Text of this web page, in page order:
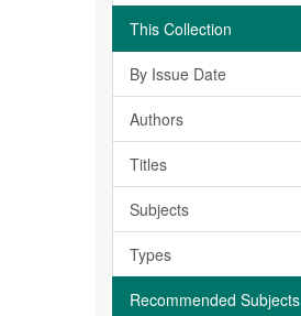
This Collection
By Issue Date
Authors
Titles
Subjects
Types
Recommended Subjects